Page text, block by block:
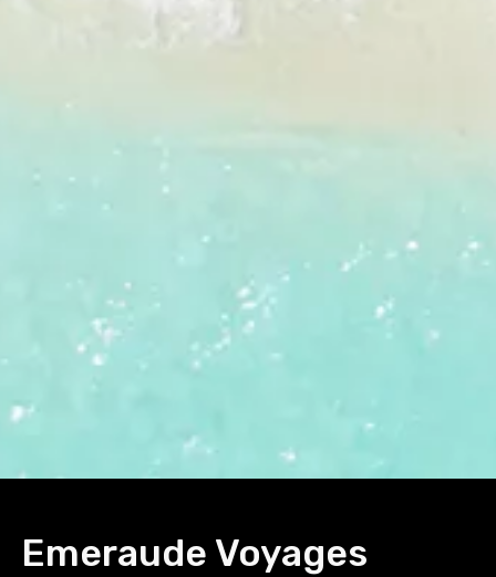
Emeraude Voyages